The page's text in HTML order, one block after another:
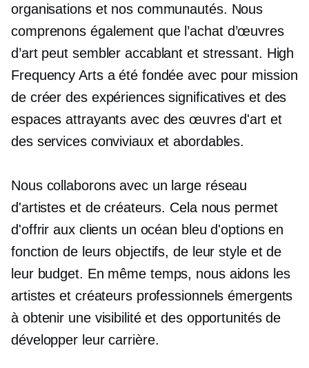
organisations et nos communautés. Nous
comprenons également que l’achat d’œuvres
d’art peut sembler accablant et stressant. High
Frequency Arts a été fondée avec pour mission
de créer des expériences significatives et des
espaces attrayants avec des œuvres d'art et
des services conviviaux et abordables.
Nous collaborons avec un large réseau
d'artistes et de créateurs. Cela nous permet
d'offrir aux clients un océan bleu d'options en
fonction de leurs objectifs, de leur style et de
leur budget. En même temps, nous aidons les
artistes et créateurs professionnels émergents
à obtenir une visibilité et des opportunités de
développer leur carrière.